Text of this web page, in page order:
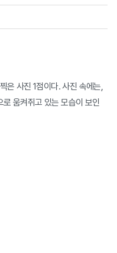
은 사진 1점이다. 사진 속에는,
움켜쥐고 있는 모습이 보인